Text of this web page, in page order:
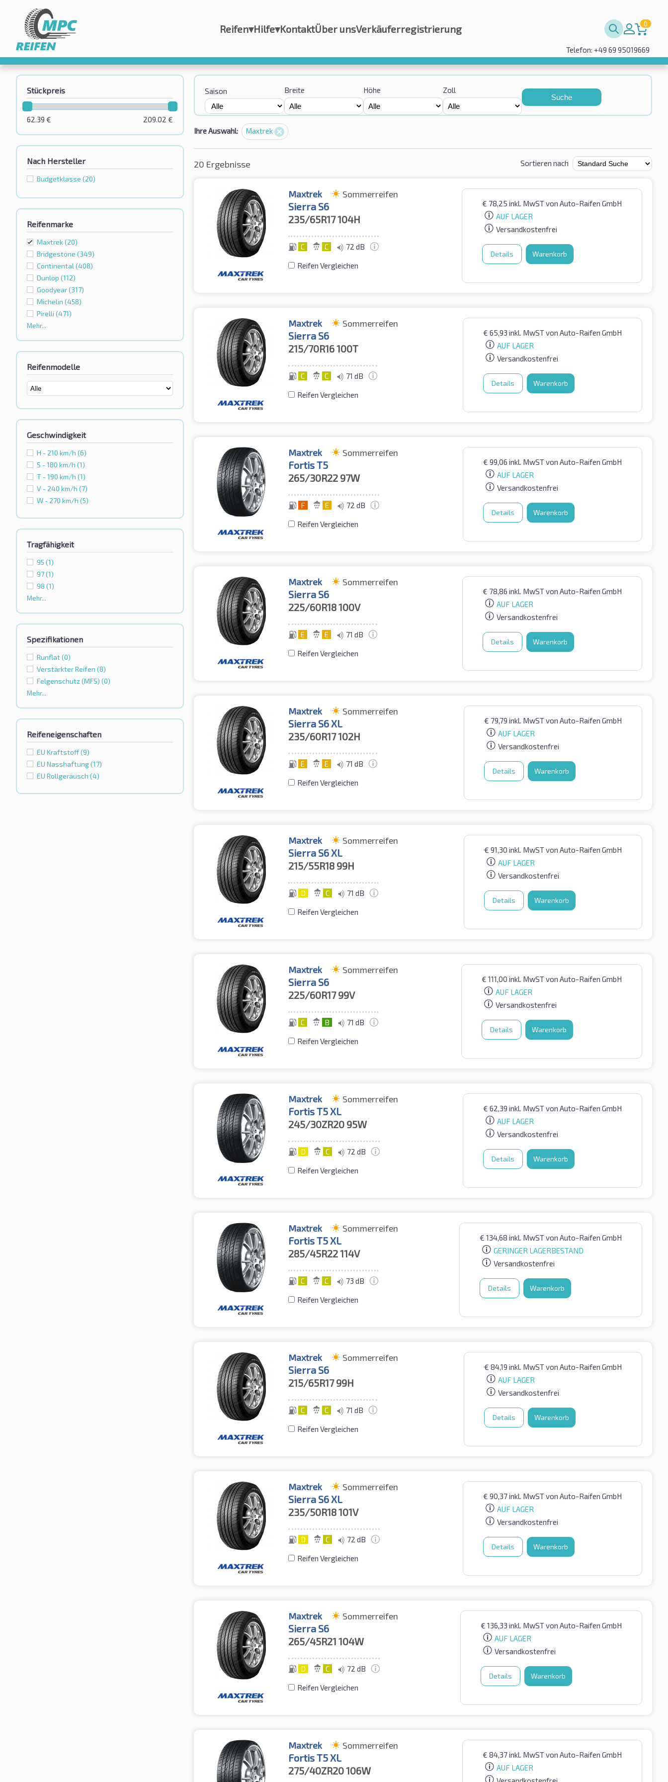
Reifen▾Hilfe▾KontaktÜber unsVerkäuferregistrierung 0
Telefon: +49 69 95019669
Stückpreis
209.02 €
62.39 €
Nach Hersteller
Budgetklassе (20)
Reifenmarke
Maxtrek (20)
Bridgestone (349)
Continental (408)
Dunlop (112)
Goodyear(317)
Michelin (458)
Pirelli (471)
Mehr...
Reifenmodelle
Geschwindigkeit
H - 210 km/h (6)
S - 180 km/h (1)
T - 190 km/h (1)
V - 240 km/h (7)
W - 270 km/h (5)
Tragfähigkeit
95 (1)
97(1)
98 (1)
Mehr...
Spezifikationen
Runflat(0)
Verstärkter Reifen (8)
Felgenschutz (MFS) (0)
Mehr...
Reifeneigenschaften
EU Kraftstoff(9)
EU Nasshaftung(17)
EU Rollgeräusch (4)
Saison Breite Höhe Zoll
Suche
Ihre Auswahl: Maxtrek
20 Ergebnisse Sortieren nach
Maxtrek Sommerreifen
Sierra S6
235/65R17104H
C C 72 dB
Reifen Vergleichen
€ 78,25 inkl. MwSTvon Auto-Raifen GmbH
AUF LAGER
Versandkostenfrei
Details Warenkorb
Maxtrek Sommerreifen
Sierra S6
215/70R16100T
C C 71 dB
Reifen Vergleichen
€ 65,93 inkl. MwSTvon Auto-Raifen GmbH
AUF LAGER
Versandkostenfrei
Details Warenkorb
Maxtrek Sommerreifen
Fortis T5
265/30R22 97W
F E 72 dB
Reifen Vergleichen
€ 99,06 inkl. MwSTvon Auto-Raifen GmbH
AUF LAGER
Versandkostenfrei
Details Warenkorb
Maxtrek Sommerreifen
Sierra S6
225/60R18100V
E E 71 dB
Reifen Vergleichen
€ 78,86 inkl. MwSTvon Auto-Raifen GmbH
AUF LAGER
Versandkostenfrei
Details Warenkorb
Maxtrek Sommerreifen
Sierra S6 XL
235/60R17102H
E E 71 dB
Reifen Vergleichen
€ 79,79 inkl. MwSTvon Auto-Raifen GmbH
AUF LAGER
Versandkostenfrei
Details Warenkorb
Maxtrek Sommerreifen
Sierra S6 XL
215/55R18 99H
D C 71 dB
Reifen Vergleichen
€ 91,30 inkl. MwSTvon Auto-Raifen GmbH
AUF LAGER
Versandkostenfrei
Details Warenkorb
Maxtrek Sommerreifen
Sierra S6
225/60R1799V
C B 71 dB
Reifen Vergleichen
€ 111,00 inkl. MwSTvon Auto-Raifen GmbH
AUF LAGER
Versandkostenfrei
Details Warenkorb
Maxtrek Sommerreifen
Fortis T5 XL
245/30ZR20 95W
D C 72 dB
Reifen Vergleichen
€ 62,39 inkl. MwSTvon Auto-Raifen GmbH
AUF LAGER
Versandkostenfrei
Details Warenkorb
Maxtrek Sommerreifen
Fortis T5 XL
285/45R22114V
C C 73 dB
Reifen Vergleichen
€ 134,68 inkl. MwSTvon Auto-Raifen GmbH
GERINGER LAGERBESTAND
Versandkostenfrei
Details Warenkorb
Maxtrek Sommerreifen
Sierra S6
215/65R1799H
C C 71 dB
Reifen Vergleichen
€ 84,19 inkl. MwSTvon Auto-Raifen GmbH
AUF LAGER
Versandkostenfrei
Details Warenkorb
Maxtrek Sommerreifen
Sierra S6 XL
235/50R18101V
D C 72 dB
Reifen Vergleichen
€ 90,37inkl. MwSTvon Auto-Raifen GmbH
AUF LAGER
Versandkostenfrei
Details Warenkorb
Maxtrek Sommerreifen
Sierra S6
265/45R21 104W
D C 72 dB
Reifen Vergleichen
€ 136,33 inkl. MwSTvon Auto-Raifen GmbH
AUF LAGER
Versandkostenfrei
Details Warenkorb
Maxtrek Sommerreifen
Fortis T5 XL
275/40ZR20106W
€ 84,37inkl. MwSTvon Auto-Raifen GmbH
AUF LAGER